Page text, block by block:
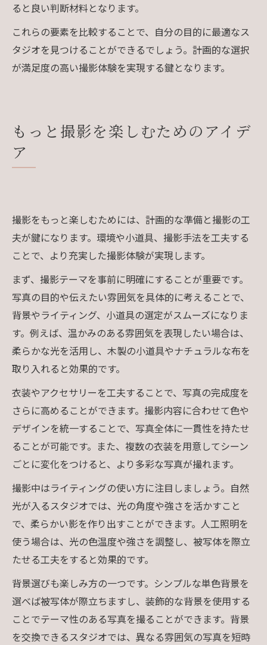
ると良い判断材料となります。
これらの要素を比較することで、自分の目的に最適なス
タジオを見つけることができるでしょう。計画的な選択
が満足度の高い撮影体験を実現する鍵となります。
もっと撮影を楽しむためのアイデ
ア
撮影をもっと楽しむためには、計画的な準備と撮影の工
夫が鍵になります。環境や小道具、撮影手法を工夫する
ことで、より充実した撮影体験が実現します。
まず、撮影テーマを事前に明確にすることが重要です。
写真の目的や伝えたい雰囲気を具体的に考えることで、
背景やライティング、小道具の選定がスムーズになりま
す。例えば、温かみのある雰囲気を表現したい場合は、
柔らかな光を活用し、木製の小道具やナチュラルな布を
取り入れると効果的です。
衣装やアクセサリーを工夫することで、写真の完成度を
さらに高めることができます。撮影内容に合わせて色や
デザインを統一することで、写真全体に一貫性を持たせ
ることが可能です。また、複数の衣装を用意してシーン
ごとに変化をつけると、より多彩な写真が撮れます。
撮影中はライティングの使い方に注目しましょう。自然
光が入るスタジオでは、光の角度や強さを活かすこと
で、柔らかい影を作り出すことができます。人工照明を
使う場合は、光の色温度や強さを調整し、被写体を際立
たせる工夫をすると効果的です。
背景選びも楽しみ方の一つです。シンプルな単色背景を
選べば被写体が際立ちますし、装飾的な背景を使用する
ことでテーマ性のある写真を撮ることができます。背景
を交換できるスタジオでは、異なる雰囲気の写真を短時